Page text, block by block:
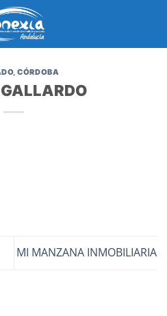
,CÓRDOBA
MI MANZANA INMOBILIARIA